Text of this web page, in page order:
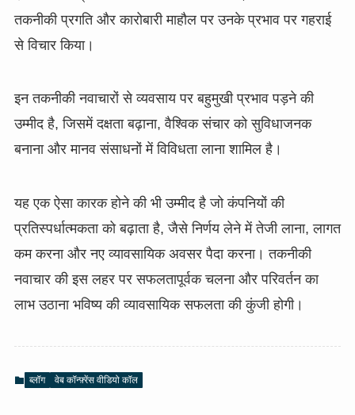
तकनीकी प्रगति और कारोबारी माहौल पर उनके प्रभाव पर गहराई
से विचार किया।
इन तकनीकी नवाचारों से व्यवसाय पर बहुमुखी प्रभाव पड़ने की
उम्मीद है, जिसमें दक्षता बढ़ाना, वैश्विक संचार को सुविधाजनक
बनाना और मानव संसाधनों में विविधता लाना शामिल है।
यह एक ऐसा कारक होने की भी उम्मीद है जो कंपनियों की
प्रतिस्पर्धात्मकता को बढ़ाता है, जैसे निर्णय लेने में तेजी लाना, लागत
कम करना और नए व्यावसायिक अवसर पैदा करना। तकनीकी
नवाचार की इस लहर पर सफलतापूर्वक चलना और परिवर्तन का
लाभ उठाना भविष्य की व्यावसायिक सफलता की कुंजी होगी।
ब्लॉग वेब कॉन्फ़्रेंस वीडियो कॉल